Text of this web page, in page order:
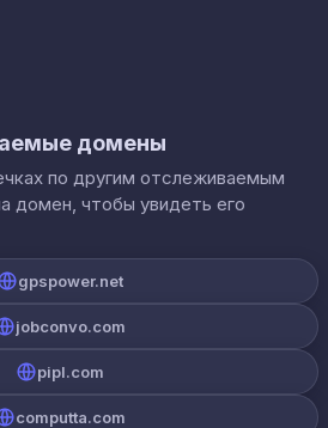
домены
по другим отслеживаемым
домен, чтобы увидеть его
gpspower.net
jobconvo.com
pipl.com
computta.com